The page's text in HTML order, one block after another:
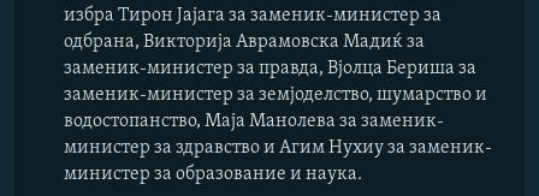
избра Тирон Јајага за заменик-министер за
одбрана, Викторија Аврамовска Мадиќ за
заменик-министер за правда, Вјолца Бериша за
заменик-министер за земјоделство, шумарство и
водостопанство, Маја Манолева за заменик-
министер за здравство и Агим Нухиу за заменик-
министер за образование и наука.